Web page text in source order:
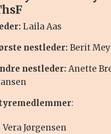
Laila Aas
nestleder: Berit
nestleder: Anette
:
Vera Jørgensen